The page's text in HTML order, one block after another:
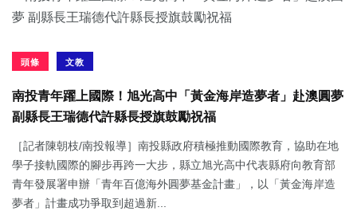
頭條 文教
南投青年躍上國際！旭光高中「黃金海岸造夢者」赴澳圓夢
副縣長王瑞德代許縣長授旗鼓勵祝福
［記者陳朝枝/南投報導］南投縣政府積極推動國際教育，協助在地
學子接軌國際的腳步再跨一大步，縣立旭光高中代表縣府向教育部
青年發展署申辦「青年百億海外圓夢基金計畫」，以「黃金海岸造
夢者」計畫成功爭取到超過新...